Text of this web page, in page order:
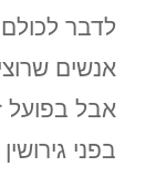
לדבר
אנשים
אבל
בפני